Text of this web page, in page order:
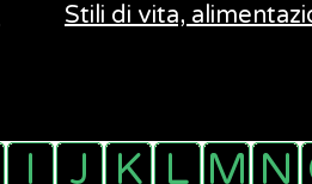
Stili di vita,